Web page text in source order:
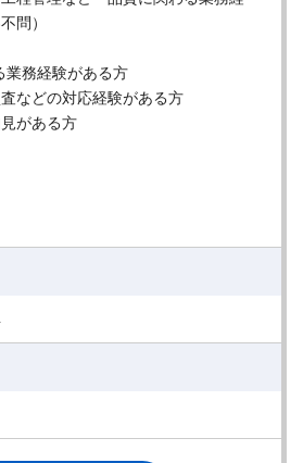
問）
業務経験がある方
などの対応経験がある方
がある方